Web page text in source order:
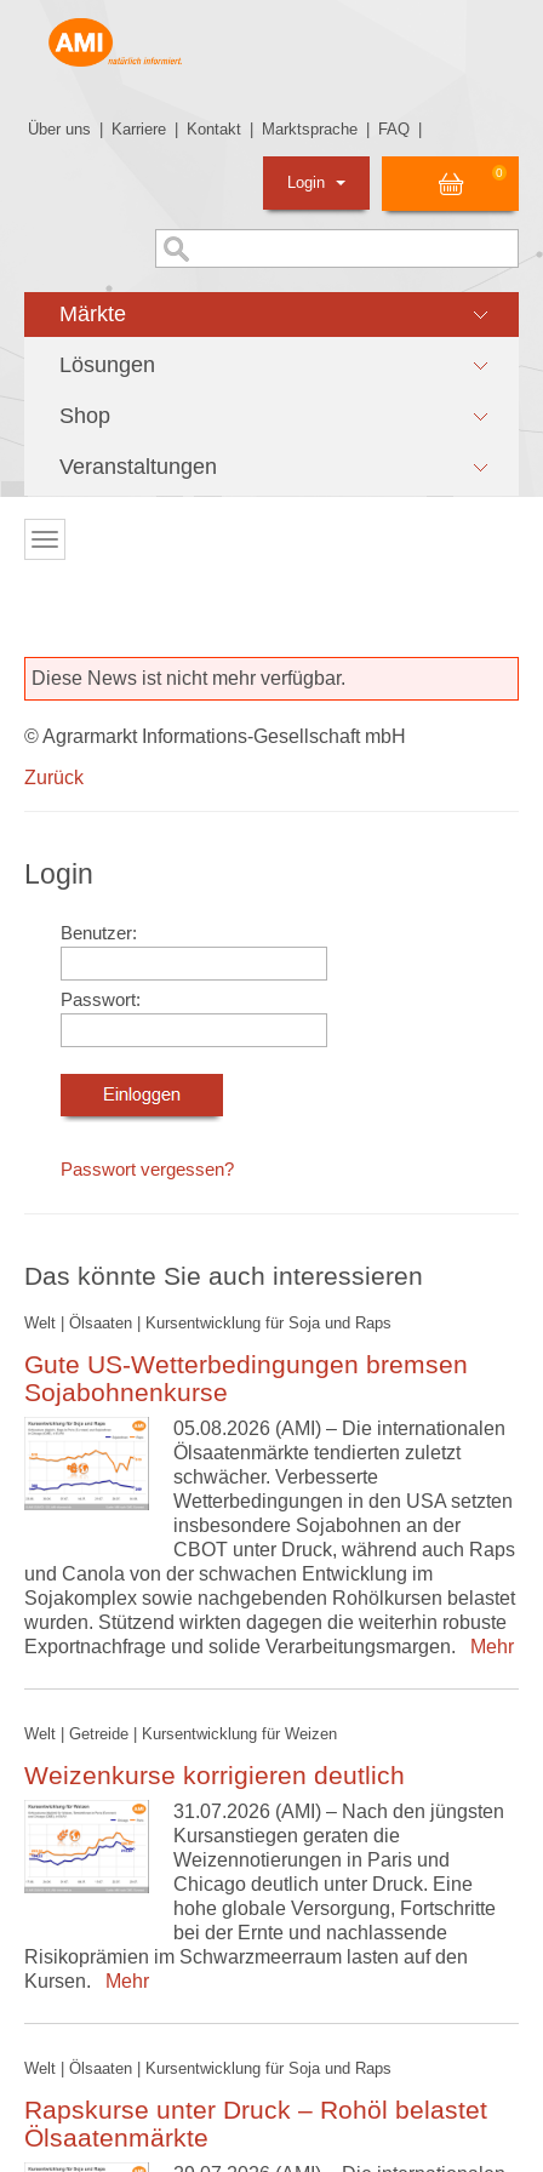
Über uns Karriere Kontakt Marktsprache FAQ
0
Login
Märkte
Lösungen
Shop
Veranstaltungen
Diese News ist nicht mehr verfügbar.
© Agrarmarkt Informations-Gesellschaft mbH
Zurück
Login
Benutzer:
Passwort:
Passwort vergessen?
Das könnte Sie auch interessieren
Welt | Ölsaaten | Kursentwicklung für Soja und Raps
Gute US-Wetterbedingungen bremsen
Sojabohnenkurse
05.08.2026 (AMI) – Die internationalen
Ölsaatenmärkte tendierten zuletzt
schwächer. Verbesserte
Wetterbedingungen in den USA setzten
insbesondere Sojabohnen an der
CBOT unter Druck, während auch Raps
und Canola von der schwachen Entwicklung im
Sojakomplex sowie nachgebenden Rohölkursen belastet
wurden. Stützend wirkten dagegen die weiterhin robuste
Exportnachfrage und solide Verarbeitungsmargen.
Mehr
Welt | Getreide | Kursentwicklung für Weizen
Weizenkurse korrigieren deutlich
31.07.2026 (AMI) – Nach den jüngsten
Kursanstiegen geraten die
Weizennotierungen in Paris und
Chicago deutlich unter Druck. Eine
hohe globale Versorgung, Fortschritte
bei der Ernte und nachlassende
Risikoprämien im Schwarzmeerraum lasten auf den
Kursen.
Mehr
Welt | Ölsaaten | Kursentwicklung für Soja und Raps
Rapskurse unter Druck – Rohöl belastet
Ölsaatenmärkte